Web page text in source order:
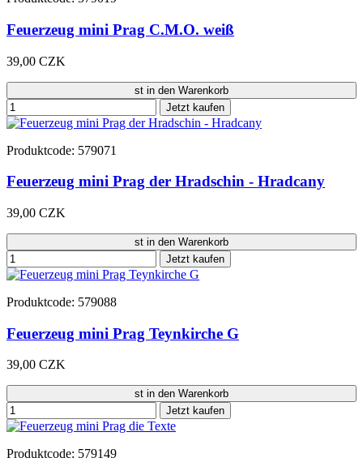
Feuerzeug mini Prag C.M.O. weiß
39,00 CZK
st in den Warenkorb
Jetzt kaufen
Produktcode: 579071
Feuerzeug mini Prag der Hradschin - Hradcany
39,00 CZK
st in den Warenkorb
Jetzt kaufen
Produktcode: 579088
Feuerzeug mini Prag Teynkirche G
39,00 CZK
st in den Warenkorb
Jetzt kaufen
Produktcode: 579149